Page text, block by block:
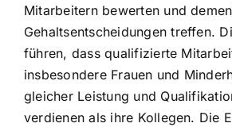
Mitarbeitern bewerten und
Gehaltsentscheidungen treffen.
führen, dass qualifizierte
insbesondere Frauen und
gleicher Leistung und
verdienen als ihre Kollegen. Die